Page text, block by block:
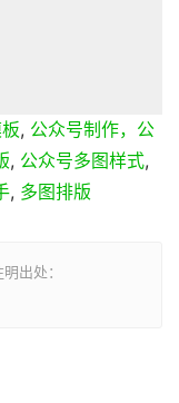
, 公众号制作，公
, 公众号多图样式,
, 多图排版
出处：